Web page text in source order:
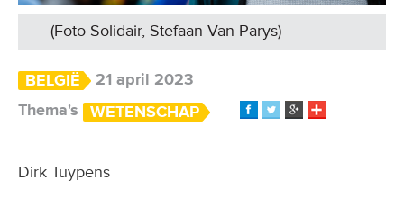
(Foto Solidair, Stefaan Van Parys)
BELGIË
21 april 2023
Thema's
WETENSCHAP
Dirk Tuypens